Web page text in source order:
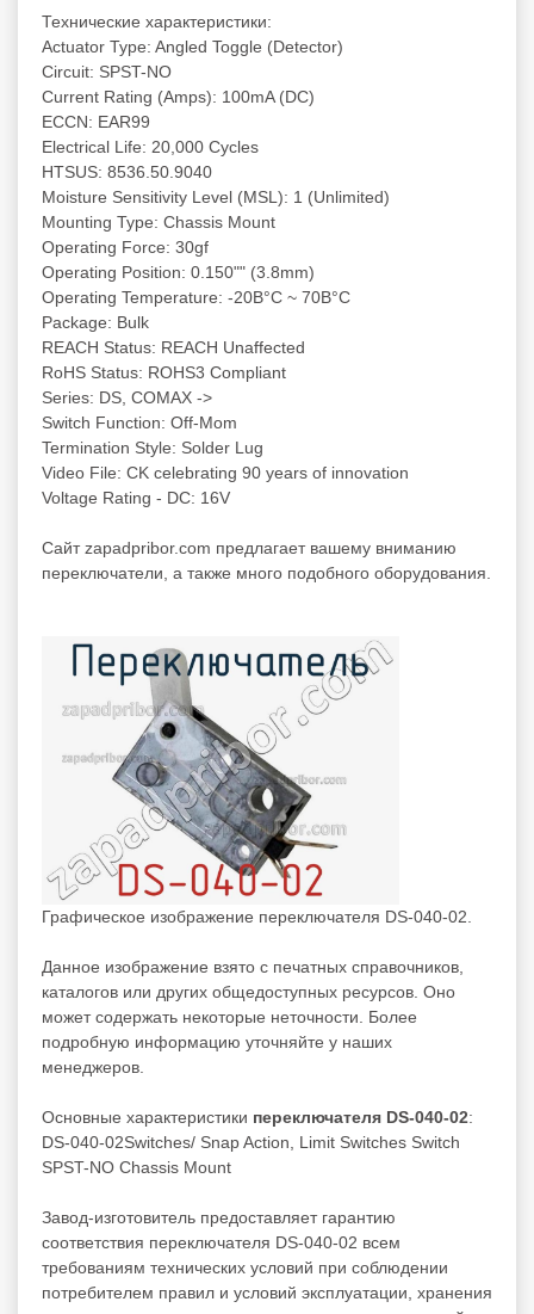
Технические характеристики:
Actuator Type: Angled Toggle (Detector)
Circuit: SPST-NO
Current Rating (Amps): 100mA (DC)
ECCN: EAR99
Electrical Life: 20,000 Cycles
HTSUS: 8536.50.9040
Moisture Sensitivity Level (MSL): 1 (Unlimited)
Mounting Type: Chassis Mount
Operating Force: 30gf
Operating Position: 0.150"" (3.8mm)
Operating Temperature: -20В°C ~ 70В°C
Package: Bulk
REACH Status: REACH Unaffected
RoHS Status: ROHS3 Compliant
Series: DS, COMAX ->
Switch Function: Off-Mom
Termination Style: Solder Lug
Video File: CK celebrating 90 years of innovation
Voltage Rating - DC: 16V
Cайт zapadpribor.com предлагает вашему вниманию
переключатели , а также много подобного оборудования.
Графическое изображение переключателя DS-040-02.
Данное изображение взято с печатных справочников,
каталогов или других общедоступных ресурсов. Оно
может содержать некоторые неточности. Более
подробную информацию уточняйте у наших
менеджеров.
Основные характеристики переключателя DS-040-02:
DS-040-02Switches/ Snap Action, Limit Switches Switch
SPST-NO Chassis Mount
Завод-изготовитель предоставляет гарантию
соответствия переключателя DS-040-02 всем
требованиям технических условий при соблюдении
потребителем правил и условий эксплуатации, хранения